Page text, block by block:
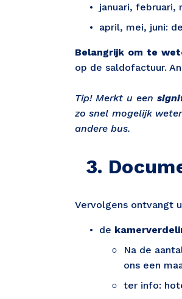
januari,
april, mei, juni:
Belangrijk om te
op de saldofactuur.
Tip! Merkt u een
zo snel mogelijk
andere bus.
3.
Vervolgens ontvangt
de
Na de
ons een
ter info: